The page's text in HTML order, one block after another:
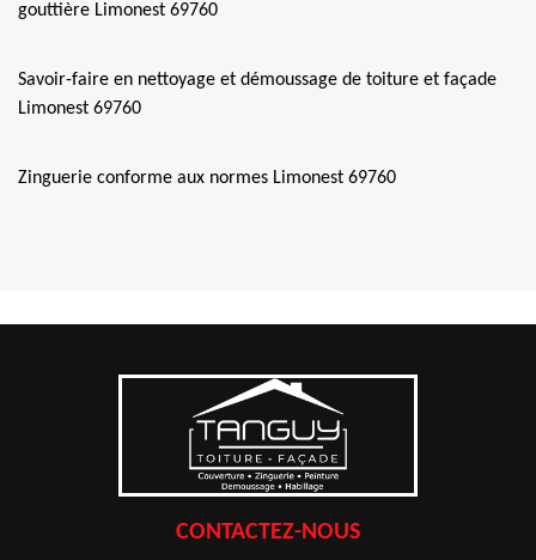
gouttière Limonest 69760
Savoir-faire en nettoyage et démoussage de toiture et façade
Limonest 69760
Zinguerie conforme aux normes Limonest 69760
CONTACTEZ-NOUS